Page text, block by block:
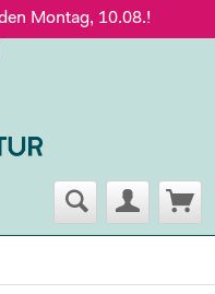
Montag, 10.08.!
95 € Warenwert
Montag, 10.08.!